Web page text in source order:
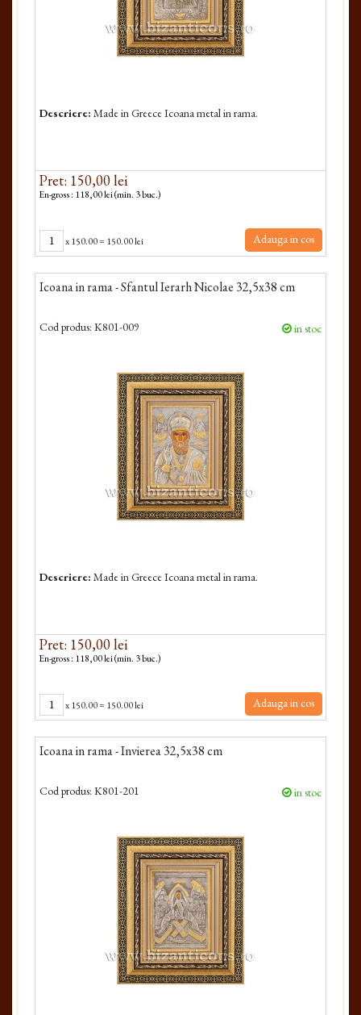
Descriere: Made in Greece Icoana metal in rama.
Pret: 150,00 lei
En-gross : 118,00 lei (min. 3 buc.)
x150.00= 150.00 lei Adauga in cos
Icoana in rama - Sfantul Ierarh Nicolae 32,5x38 cm
Cod produs: K801-009 in stoc
Descriere: Made in Greece Icoana metal in rama.
Pret: 150,00 lei
En-gross : 118,00 lei (min. 3 buc.)
x150.00= 150.00 lei Adauga in cos
Icoana in rama - Invierea 32,5x38 cm
Cod produs: K801-201 in stoc